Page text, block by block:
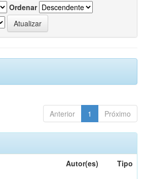
Ordenar
Anterior 1 Próximo
Autor(es) Tipo